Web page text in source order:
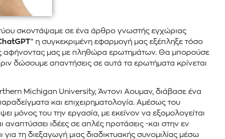
σκοντάψαμε σε ένα άρθρο γνωστής εγχώριας
” η συγκεκριμένη εφαρμογή μας εξέπληξε τόσο
αφήνοντας μας με πληθώρα ερωτημάτων. Θα μπορούσε
δώσουμε απαντήσεις σε αυτά τα ερωτήματα κρίνεται
Michigan University, Άντονι Αουμαν, διάβασε ένα
και επιχειρηματολογία. Αμέσως του
μόνος του την εργασία, με εκείνον να εξομολογείται
ιδέες σε απλές προτάσεις -και στην εν
τη διεξαγωγή μιας διαδικτυακής συνομιλίας μέσω